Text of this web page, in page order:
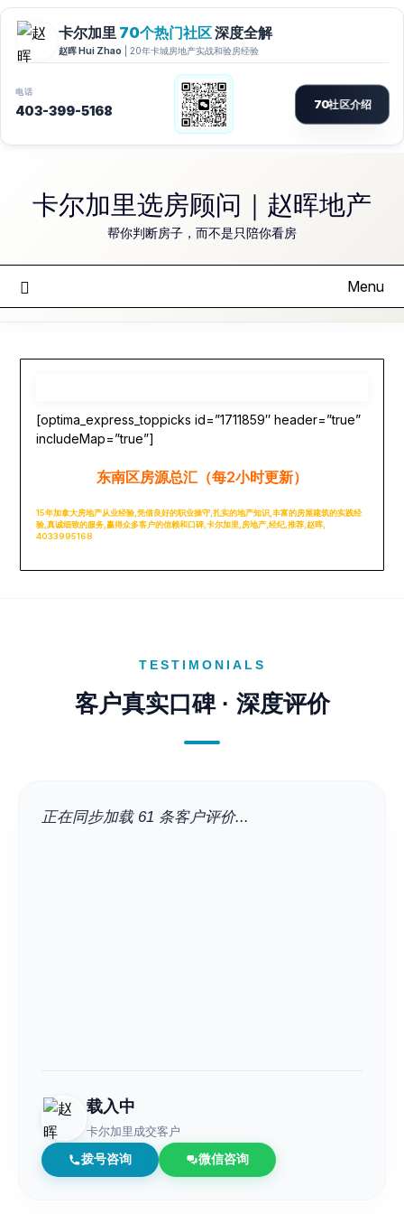
content卡尔加里选房顾问｜赵晖地产
帮你判断房子，而不是只陪你看房
Menu
[optima_express_toppicks id=”1711859″ header=”true”
includeMap=”true”]
东南区房源总汇（每2小时更新）
15年加拿大房地产从业经验,凭借良好的职业操守,扎实的地产知识,丰富的房屋建筑的实践经
验,真诚细致的服务,赢得众多客户的信赖和口碑,卡尔加里,房地产,经纪,推荐,赵晖,
4033995168
TESTIMONIALS
客户真实口碑 · 深度评价
正在同步加载 61 条客户评价...
载入中
卡尔加里成交客户
拨号咨询 微信咨询